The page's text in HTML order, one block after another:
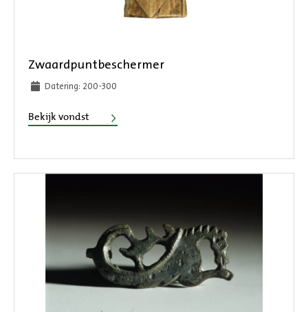
Zwaardpuntbeschermer
Datering: 200-300
Bekijk vondst Zwaardpuntbeschermer